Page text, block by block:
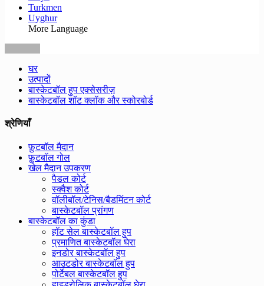
Turkmen
Uyghur
More Language
घर
उत्पादों
बास्केटबॉल हुप एक्सेसरीज़
बास्केटबॉल शॉट क्लॉक और स्कोरबोर्ड
श्रेणियाँ
फ़ुटबॉल मैदान
फ़ुटबॉल गोल
खेल मैदान उपकरण
पैडल कोर्ट
स्क्वैश कोर्ट
वॉलीबॉल/टेनिस/बैडमिंटन कोर्ट
बास्केटबॉल प्रांगण
बास्केटबॉल का कुंडा
हॉट सेल बास्केटबॉल हुप
प्रमाणित बास्केटबॉल घेरा
इनडोर बास्केटबॉल हुप
आउटडोर बास्केटबॉल हुप
पोर्टेबल बास्केटबॉल हुप